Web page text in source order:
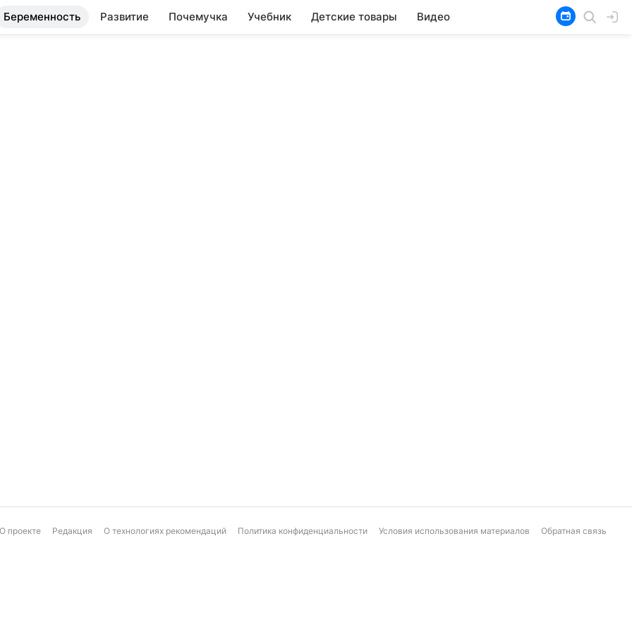
Беременность Развитие Почемучка Учебник Детские товары Видео
О проекте Редакция О технологиях рекомендаций Политика конфиденциальности Условия использования материалов Обратная связь